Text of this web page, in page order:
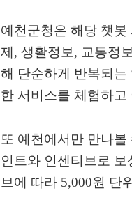
예천군청은 해당 챗
제, 생활정보, 교통정
해 단순하게 반복되
한 서비스를 체험하
또 예천에서만 만나볼
인트와 인센티브로 보
브에 따라 5,000원 단